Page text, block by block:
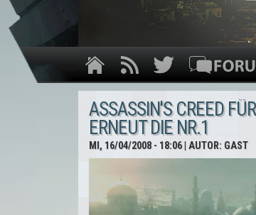
ASSASSIN'S CREED
ERNEUT DIE NR.1
MI, 16/04/2008 - 18:06| AUTOR: GAST